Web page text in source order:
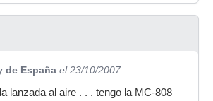
de España el 23/10/2007
lanzada al aire . . . tengo la MC-808